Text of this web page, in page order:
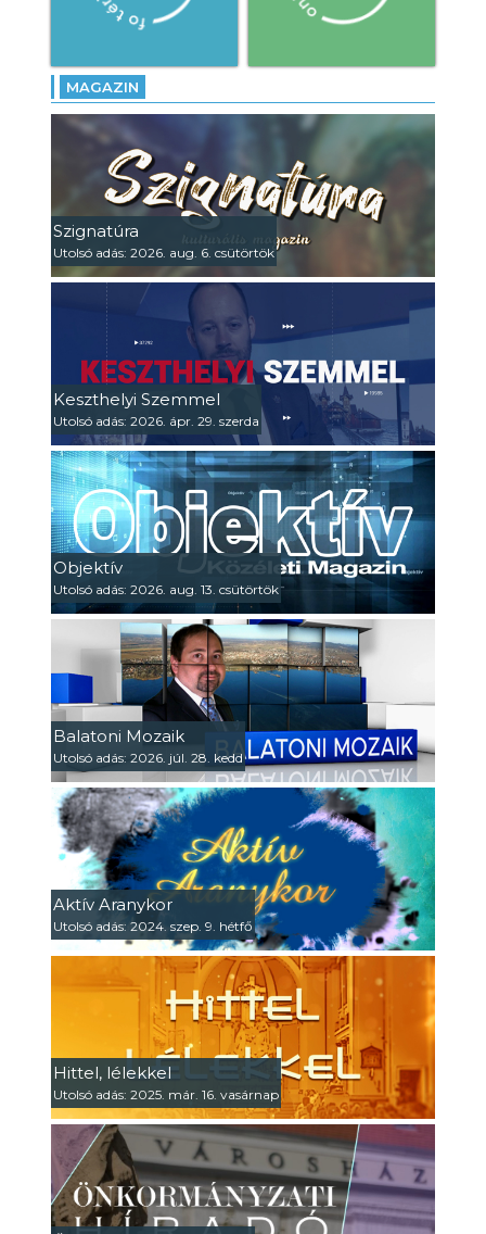
MAGAZIN
Szignatúra
Utolsó adás: 2026. aug. 6. csütörtök
Keszthelyi Szemmel
Utolsó adás: 2026. ápr. 29. szerda
Objektív
Utolsó adás: 2026. aug. 13. csütörtök
Balatoni Mozaik
Utolsó adás: 2026. júl. 28. kedd
Aktív Aranykor
Utolsó adás: 2024. szep. 9. hétfő
Hittel, lélekkel
Utolsó adás: 2025. már. 16. vasárnap